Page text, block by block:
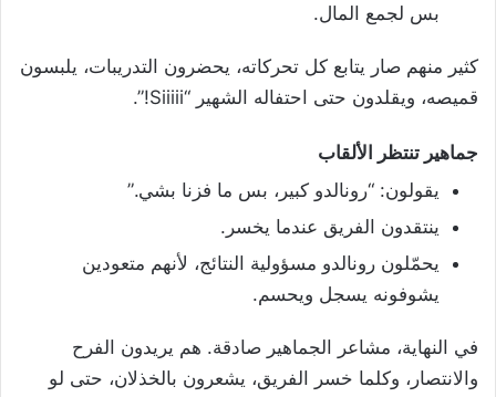
بس لجمع المال.
كثير منهم صار يتابع كل تحركاته، يحضرون التدريبات، يلبسون
قميصه، ويقلدون حتى احتفاله الشهير “Siiiii!”.
جماهير تنتظر الألقاب
يقولون: “رونالدو كبير، بس ما فزنا بشي.”
ينتقدون الفريق عندما يخسر.
يحمّلون رونالدو مسؤولية النتائج، لأنهم متعودين
يشوفونه يسجل ويحسم.
في النهاية، مشاعر الجماهير صادقة. هم يريدون الفرح
والانتصار، وكلما خسر الفريق، يشعرون بالخذلان، حتى لو